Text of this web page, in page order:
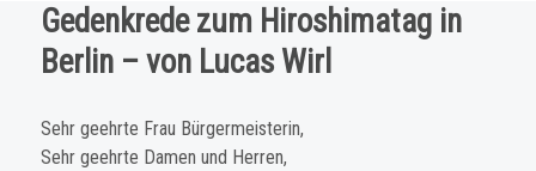
Gedenkrede zum Hiroshimatag in
Berlin – von Lucas Wirl
Sehr geehrte Frau Bürgermeisterin,
Sehr geehrte Damen und Herren,